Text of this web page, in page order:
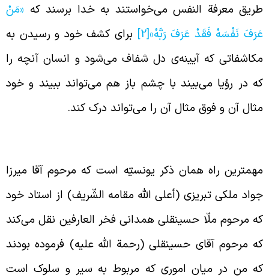
معرفة النفس می‌خواستند به خدا برسند که«مَنْ
نَفْسَهُ فَقَدْ عَرَفَ رَبَّهُ»[2] برای کشف خود و رسیدن به
که آیینه‌ی دل شفاف می‌شود و انسان آنچه را
در رؤیا می‌بیند با چشم باز هم می‌تواند ببیند و خود
آن و فوق مثال آن را می‌تواند درک کند.
راه همان ذکر یونسیّه است که مرحوم آقا میرزا
ملکی تبریزی (أعلی الله مقامه الشّریف) از استاد خود
مرحوم ملّا حسینقلی همدانی فخر العارفین نقل می‌کند
مرحوم آقای حسینقلی (رحمة الله علیه) فرموده بودند
من در میان اموری که مربوط به سیر و سلوک است